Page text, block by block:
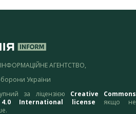
ІНФОРМАЦІЙНЕ АГЕНТСТВО,
України
за ліцензією Creative Commons
International license якщо не